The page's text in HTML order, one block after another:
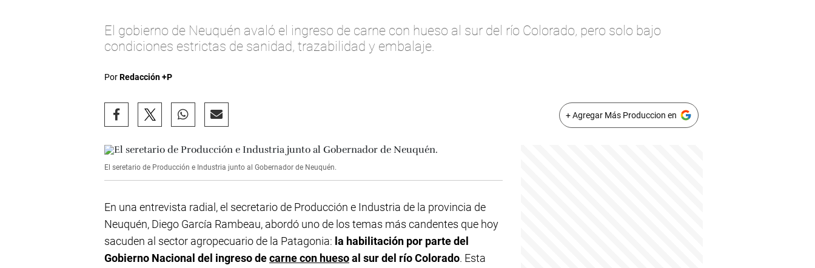
El gobierno de Neuquén avaló el ingreso de carne con hueso al sur del río Colorado, pero solo bajo
condiciones estrictas de sanidad, trazabilidad y embalaje.
PorRedacción +P
+ Agregar Más Produccion en
El seretario de Producción e Industria junto al Gobernador de Neuquén.
En una entrevista radial, el secretario de Producción e Industria de la provincia de
Neuquén, Diego García Rambeau, abordó uno de los temas más candentes que hoy
sacuden al sector agropecuario de la Patagonia: la habilitación por parte del
Gobierno Nacional del ingreso decarne con huesoal sur del río Colorado. Esta